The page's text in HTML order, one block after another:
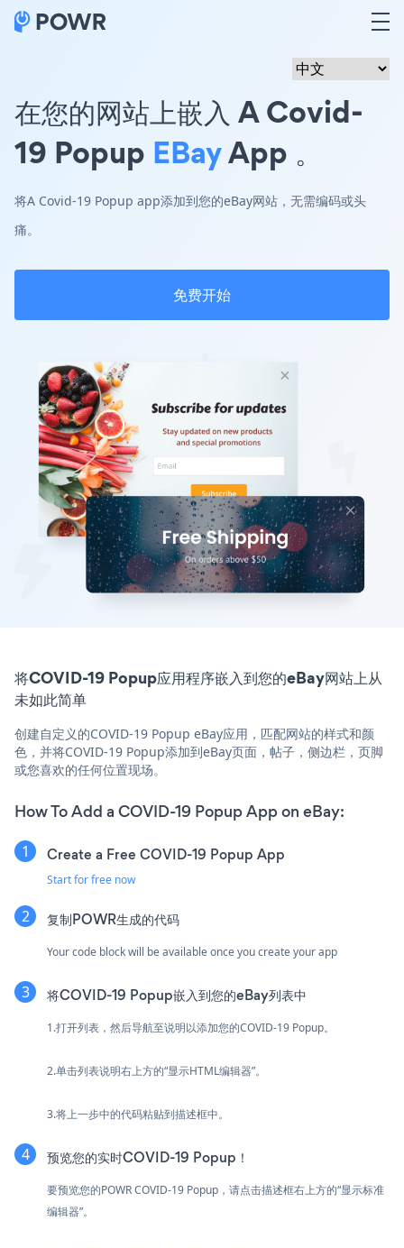
在您的网站上嵌入 A Covid-
19 Popup EBayApp 。
将A Covid-19 Popup app添加到您的eBay网站，无需编码或头
痛。
免费开始
将COVID-19 Popup应用程序嵌入到您的eBay网站上从
未如此简单
创建自定义的COVID-19 Popup eBay应用，匹配网站的样式和颜
色，并将COVID-19 Popup添加到eBay页面，帖子，侧边栏，页脚
或您喜欢的任何位置现场。
How To Add a COVID-19 Popup App on eBay:
Create a Free COVID-19 Popup App
Start for free now
复制POWR生成的代码
Your code block will be available once you create your app
将COVID-19 Popup嵌入到您的eBay列表中
1.打开列表，然后导航至说明以添加您的COVID-19 Popup。
2.单击列表说明右上方的“显示HTML编辑器”。
3.将上一步中的代码粘贴到描述框中。
预览您的实时COVID-19 Popup！
要预览您的POWR COVID-19 Popup，请点击描述框右上方的“显示标准
编辑器”。